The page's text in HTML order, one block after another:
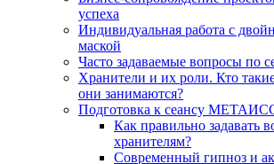
успеха
Индивидуальная работа с
маской
Часто задаваемые вопросы по
Хранители и их роли. Кто
они занимаются?
Подготовка к сеансу
Как правильно задавать
хранителям?
Современный гипноз и